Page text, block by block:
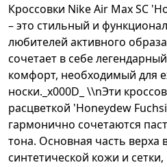
Кроссовки Nike Air Max SC
– это стильный и
любителей активного
сочетает в себе
комфорт, необходимый для
носки._x000D_ \\nЭти
расцветкой 'Honeydew
гармонично сочетаются
тона. Основная часть верха
синтетической кожи и